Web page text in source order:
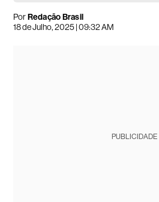
PorRedação Brasil
18 de Julho, 2025 | 09:32 AM
PUBLICIDADE